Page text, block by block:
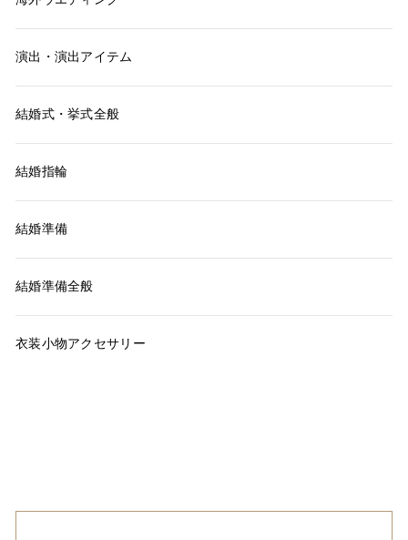
演出・演出アイテム
結婚式・挙式全般
結婚指輪
結婚準備
結婚準備全般
衣装小物アクセサリー